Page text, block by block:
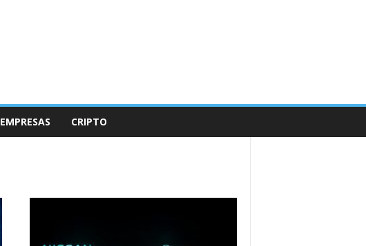
EMPRESAS CRIPTO